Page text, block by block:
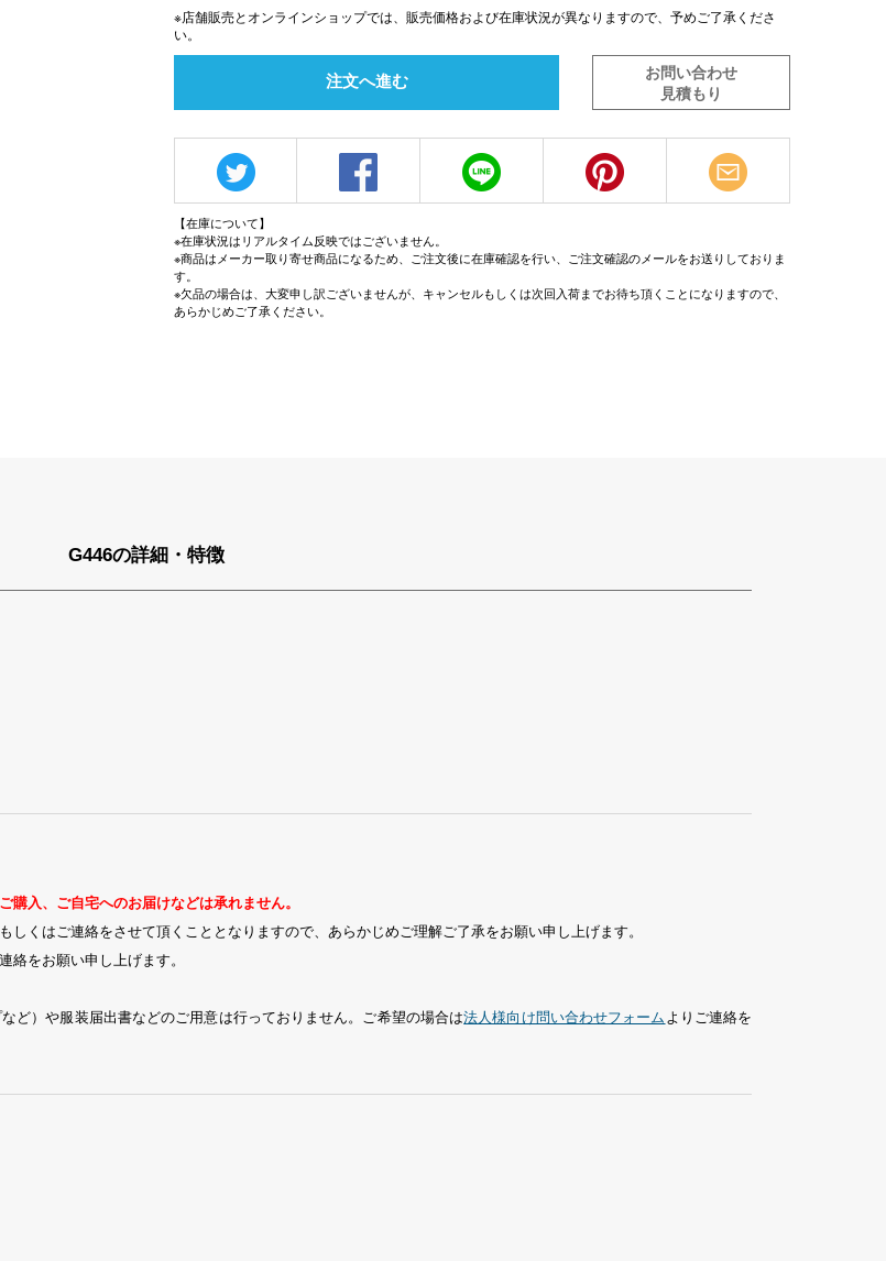
※店舗販売とオンラインショップでは、販売価格および在庫状況が異なりますので、予めご了承くださ
い。
注文へ進む
お問い合わせ
見積もり
【在庫について】
※在庫状況はリアルタイム反映ではございません。
※商品はメーカー取り寄せ商品になるため、ご注文後に在庫確認を行い、ご注文確認のメールをお送りしておりま
す。
※欠品の場合は、大変申し訳ございませんが、キャンセルもしくは次回入荷までお待ち頂くことになりますので、
あらかじめご了承ください。
G446の詳細・特徴
購入、ご自宅へのお届けなどは承れません。
くはご連絡をさせて頂くこととなりますので、あらかじめご理解ご了承をお願い申し上げます。
絡をお願い申し上げます。
ど）や服装届出書などのご用意は行っておりません。ご希望の場合は法人様向け問い合わせフォーム よりご連絡を